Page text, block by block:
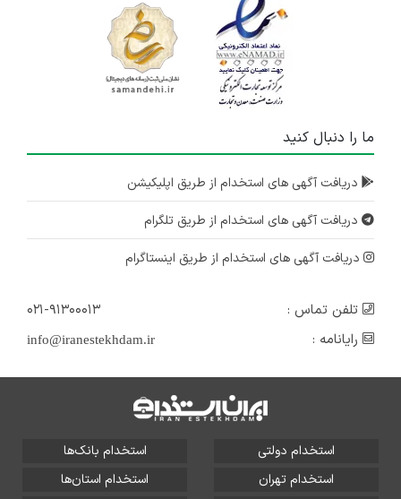
ما را دنبال کنید
دریافت آگهی های استخدام از طریق اپلیکیشن
دریافت آگهی های استخدام از طریق تلگرام
دریافت آگهی های استخدام از طریق اینستاگرام
تلفن تماس :
۰۲۱-۹۱۳۰۰۰۱۳
رایانامه :
info@iranestekhdam.ir
استخدام دولتی
استخدام بانک‌ها
استخدام تهران
استخدام استان‌ها